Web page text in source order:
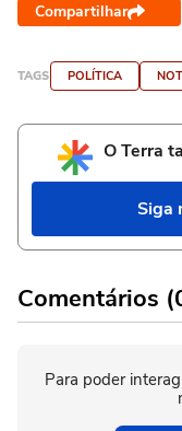
Compartilhar
TAGS POLÍTICA
O Terra
Siga
Comentários
Para poder